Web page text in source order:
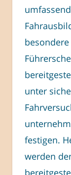
unter
festigen.
werden